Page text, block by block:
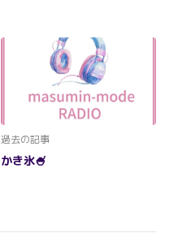
過去の記事
かき氷🍧